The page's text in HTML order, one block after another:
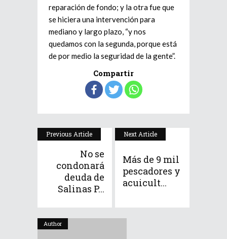
reparación de fondo; y la otra fue que
se hiciera una intervención para
mediano y largo plazo, “y nos
quedamos con la segunda, porque está
de por medio la seguridad de la gente”.
Compartir
Previous Article
No se
condonará
deuda de
Salinas P...
Next Article
Más de 9 mil
pescadores y
acuicult...
Author